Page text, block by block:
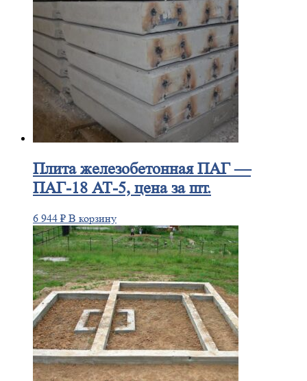
Плитажелезобетонная ПАГ —
ПАГ-18 АТ-5, цена за шт.
6 944 ₽ В корзину